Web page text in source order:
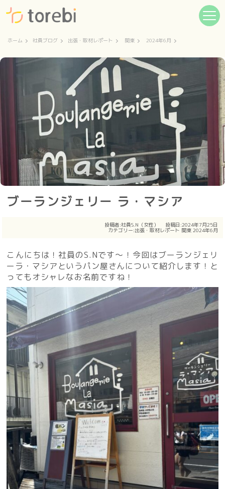
ホーム 社員ブログ 出張・取材レポート 関東 2024年6月
ブーランジェリー ラ・マシア
投稿者:社員S.N（女性） 投稿日:2024年7月25日
カテゴリー:出張・取材レポート 関東 2024年6月
こんにちは！社員のS.Nです〜！今回はブーランジェリ
ーラ・マシアというパン屋さんについて紹介します！と
ってもオシャレなお名前ですね！